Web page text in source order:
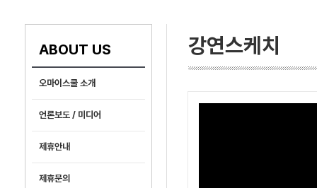
ABOUT US
오마이스쿨 소개
언론보도 / 미디어
제휴안내
제휴문의
강연스케치